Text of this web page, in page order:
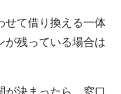
せて借り換える一体
が残っている場合は